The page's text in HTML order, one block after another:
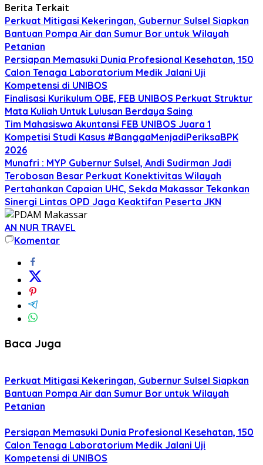
Berita Terkait
Perkuat Mitigasi Kekeringan, Gubernur Sulsel Siapkan
Bantuan Pompa Air dan Sumur Bor untuk Wilayah
Petanian
Persiapan Memasuki Dunia Profesional Kesehatan, 150
Calon Tenaga Laboratorium Medik Jalani Uji
Kompetensi di UNIBOS
Finalisasi Kurikulum OBE, FEB UNIBOS Perkuat Struktur
Mata Kuliah Untuk Lulusan Berdaya Saing
Tim Mahasiswa Akuntansi FEB UNIBOS Juara 1
Kompetisi Studi Kasus #BanggaMenjadiPeriksaBPK
2026
Munafri : MYP Gubernur Sulsel, Andi Sudirman Jadi
Terobosan Besar Perkuat Konektivitas Wilayah
Pertahankan Capaian UHC, Sekda Makassar Tekankan
Sinergi Lintas OPD Jaga Keaktifan Peserta JKN
AN NUR TRAVEL
Komentar
Baca Juga
Perkuat Mitigasi Kekeringan, Gubernur Sulsel Siapkan
Bantuan Pompa Air dan Sumur Bor untuk Wilayah
Petanian
Persiapan Memasuki Dunia Profesional Kesehatan, 150
Calon Tenaga Laboratorium Medik Jalani Uji
Kompetensi di UNIBOS